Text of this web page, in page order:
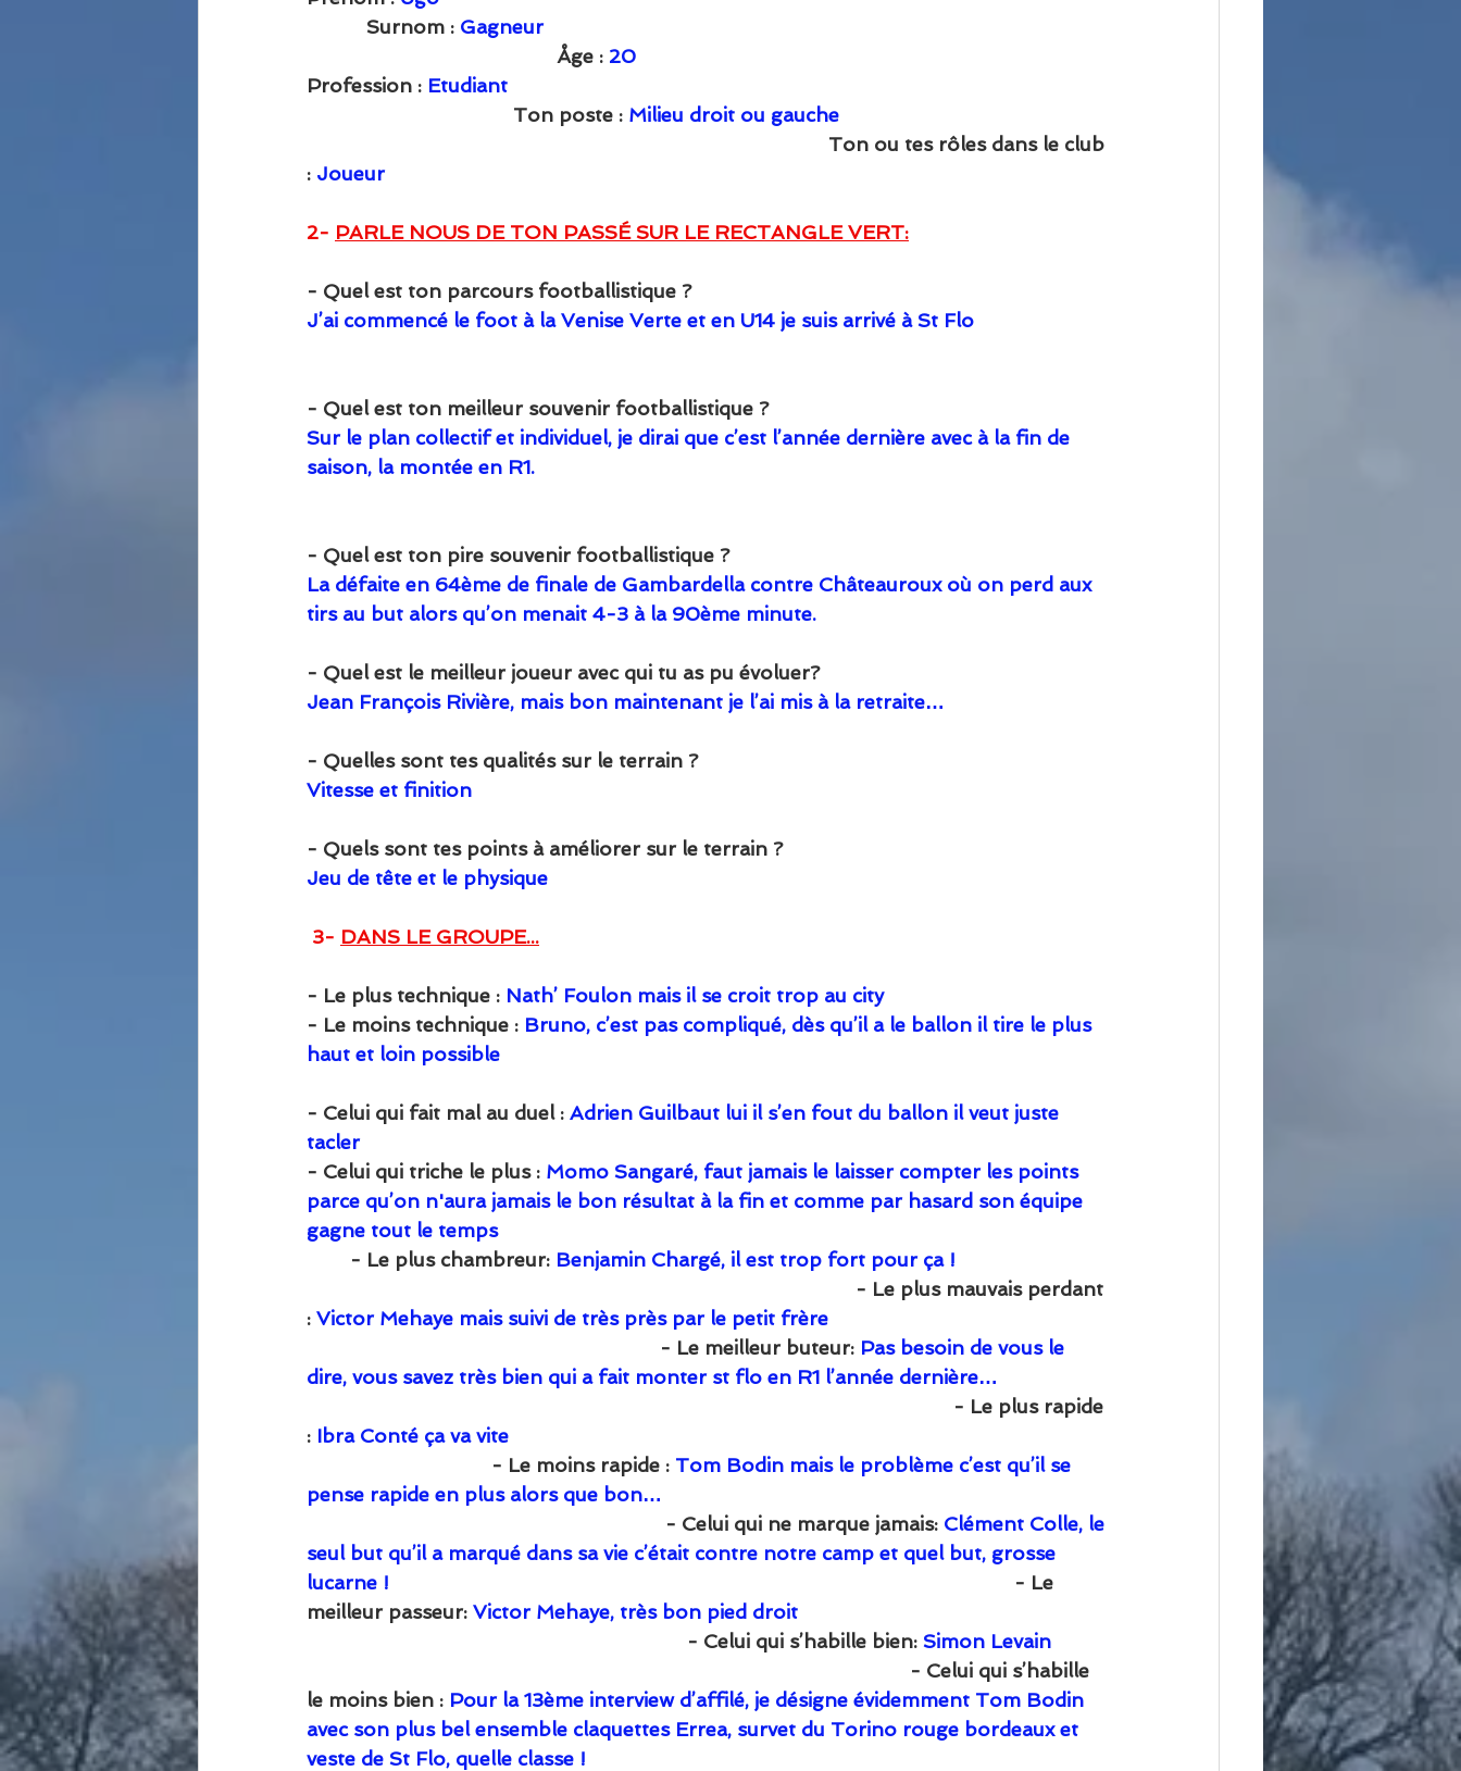
           Surnom :
Gagneur
                                              Åge :
20
Profession : Etudiant
                                      Ton poste :
Milieu droit ou gauche
                                                                                                Ton ou tes rôles dans le club
: Joueur
2- PARLE NOUS DE TON PASSÉ SUR LE RECTANGLE VERT:
- Quel est ton parcours footballistique ?
J’ai commencé le foot à la Venise Verte et en U14 je suis arrivé à St Flo
- Quel est ton meilleur souvenir footballistique ?
Sur le plan collectif et individuel, je dirai que c’est l’année dernière avec à la fin de
saison, la montée en R1.
- Quel est ton pire souvenir footballistique ?
La défaite en 64ème de finale de Gambardella contre Châteauroux où on perd aux
tirs au but alors qu’on menait 4-3 à la 90ème minute.
- Quel est le meilleur joueur avec qui tu as pu évoluer?
Jean François Rivière, mais bon maintenant je l’ai mis à la retraite…
- Quelles sont tes qualités sur le terrain ?
Vitesse et finition
- Quels sont tes points à améliorer sur le terrain ?
Jeu de tête et le physique
3- DANS LE GROUPE...
- Le plus technique : Nath’ Foulon mais il se croit trop au city
- Le moins technique : Bruno, c’est pas compliqué, dès qu’il a le ballon il tire le plus
haut et loin possible
- Celui qui fait mal au duel : Adrien Guilbaut lui il s’en fout du ballon il veut juste
tacler
- Celui qui triche le plus : Momo Sangaré, faut jamais le laisser compter les points
parce qu’on n'aura jamais le bon résultat à la fin et comme par hasard son équipe
gagne tout le temps
        - Le plus chambreur:
Benjamin Chargé, il est trop fort pour ça !
                                                                                                     - Le plus mauvais perdant
: Victor Mehaye mais suivi de très près par le petit frère
                                                                 - Le meilleur buteur:
Pas besoin de vous le
dire, vous savez très bien qui a fait monter st flo en R1 l’année dernière…
                                                                                                                       - Le plus rapide
: Ibra Conté ça va vite
                                  - Le moins rapide :
Tom Bodin mais le problème c’est qu’il se
pense rapide en plus alors que bon…
                                                                  - Celui qui ne marque jamais:
Clément Colle, le
seul but qu’il a marqué dans sa vie c’était contre notre camp et quel but, grosse
lucarne !
                                                                                                                  - Le
meilleur passeur: Victor Mehaye, très bon pied droit
                                                                      - Celui qui s’habille bien:
Simon Levain
                                                                                                               - Celui qui s’habille
le moins bien : Pour la 13ème interview d’affilé, je désigne évidemment Tom Bodin
avec son plus bel ensemble claquettes Errea, survet du Torino rouge bordeaux et
veste de St Flo, quelle classe !